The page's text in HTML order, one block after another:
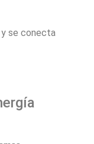
y se conecta